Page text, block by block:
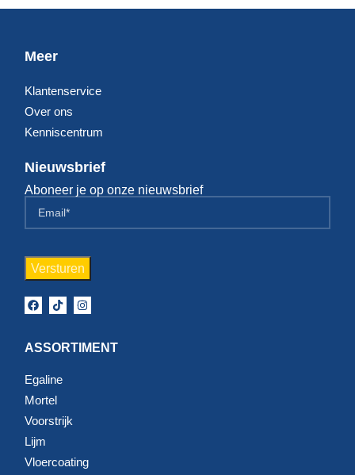
Meer
Klantenservice
Over ons
Kenniscentrum
Nieuwsbrief
Aboneer je op onze nieuwsbrief
ASSORTIMENT
Egaline
Mortel
Voorstrijk
Lijm
Vloercoating